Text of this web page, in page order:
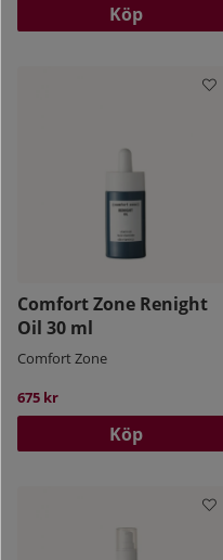
Köp
Comfort Zone Renight
Oil 30 ml
Comfort Zone
675 kr
Köp